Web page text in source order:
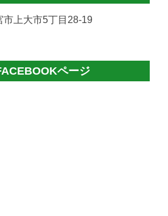
市上大市5丁目28-19
ページ